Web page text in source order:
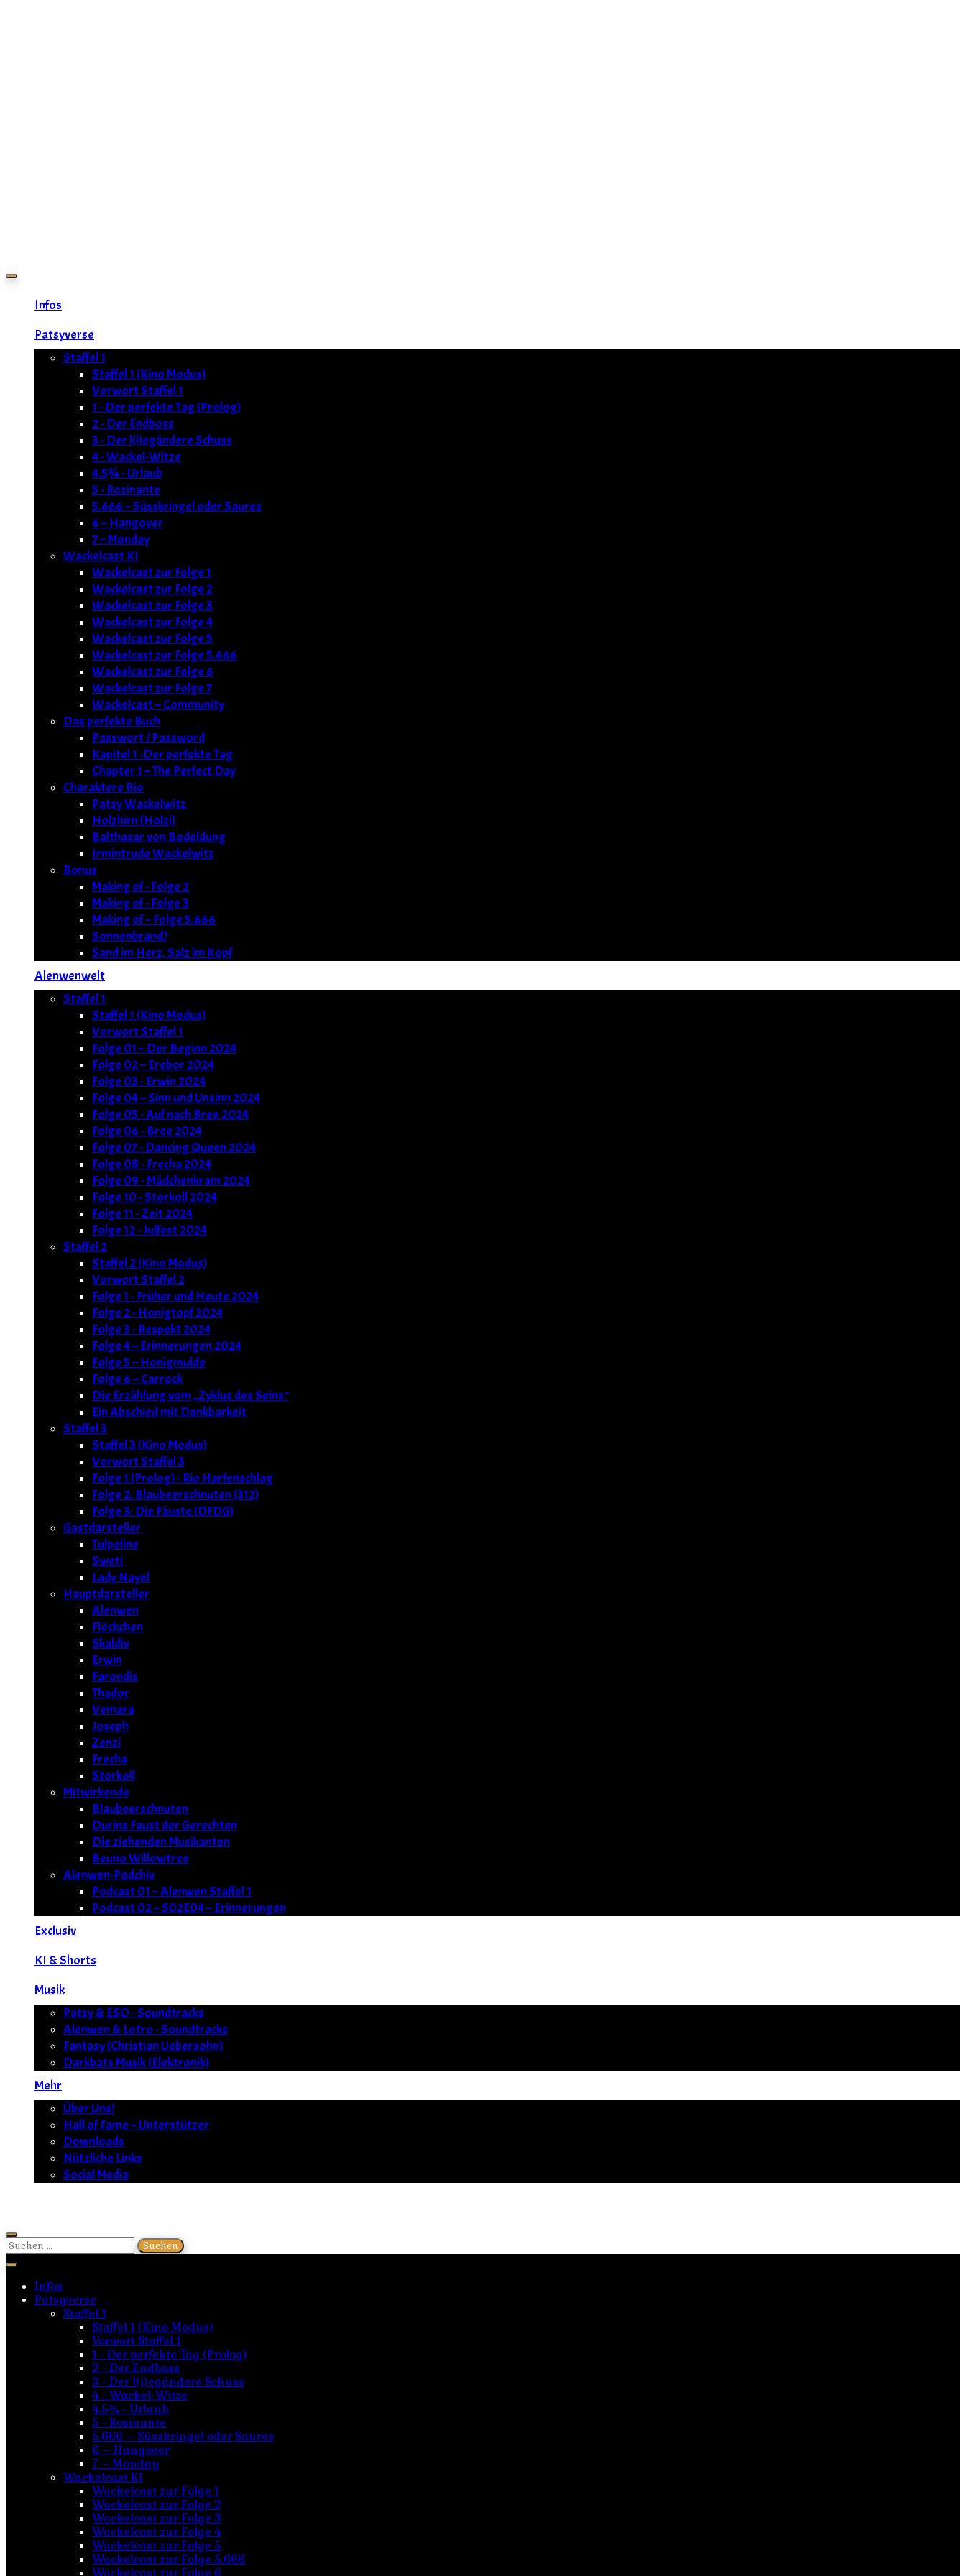
Infos
Patsyverse
Staffel 1
Staffel 1 (Kino Modus)
Vorwort Staffel 1
1 - Der perfekte Tag (Prolog)
2 - Der Endboss
3 - Der l(i)egändere Schuss
4 - Wackel-Witze
4.5¾ - Urlaub
5 - Rosinante
5.666 – Süsskringel oder Saures
6 – Hangover
7 – Monday
Wackelcast KI
Wackelcast zur Folge 1
Wackelcast zur Folge 2
Wackelcast zur Folge 3
Wackelcast zur Folge 4
Wackelcast zur Folge 5
Wackelcast zur Folge 5.666
Wackelcast zur Folge 6
Wackelcast zur Folge 7
Wackelcast – Community
Das perfekte Buch
Passwort / Password
Kapitel 1 -Der perfekte Tag
Chapter 1 – The Perfect Day
Charaktere Bio
Patsy Wackelwitz
Holzhirn (Holzi)
Balthasar von Bodeldung
Irmintrude Wackelwitz
Bonus
Making of - Folge 2
Making of - Folge 3
Making of – Folge 5.666
Sonnenbrand?
Sand im Herz, Salz im Kopf
Alenwenwelt
Staffel 1
Staffel 1 (Kino Modus)
Vorwort Staffel 1
Folge 01 – Der Beginn 2024
Folge 02 – Erebor 2024
Folge 03 - Erwin 2024
Folge 04 – Sinn und Unsinn 2024
Folge 05 - Auf nach Bree 2024
Folge 06 - Bree 2024
Folge 07 - Dancing Queen 2024
Folge 08 - Frecha 2024
Folge 09 - Mädchenkram 2024
Folge 10 - Storkoll 2024
Folge 11 - Zeit 2024
Folge 12 - Julfest 2024
Staffel 2
Staffel 2 (Kino Modus)
Vorwort Staffel 2
Folge 1 - Früher und Heute 2024
Folge 2 - Honigtopf 2024
Folge 3 - Respekt 2024
Folge 4 – Erinnerungen 2024
Folge 5 – Honigmulde
Folge 6 – Carrock
Die Erzählung vom „Zyklus des Seins“
Ein Abschied mit Dankbarkeit
Staffel 3
Staffel 3 (Kino Modus)
Vorwort Staffel 3
Folge 1 (Prolog) - Rio Harfenschlag
Folge 2: Blaubeerschnuten (312)
Folge 3: Die Fäuste (DFDG)
Gastdarsteller
Tulpeline
Sweti
Lady Nayel
Hauptdarsteller
Alenwen
Flöckchen
Skaldiv
Erwin
Farondis
Thador
Vemara
Joseph
Zenzi
Frecha
Storkoll
Mitwirkende
Blaubeerschnuten
Durins Faust der Gerechten
Die ziehenden Musikanten
Beuno Willowtree
Alenwen-Podchiv
Podcast 01 – Alenwen Staffel 1
Podcast 02 – S02E04 – Erinnerungen
Exclusiv
KI & Shorts
Musik
Patsy & ESO - Soundtracks
Alenwen & Lotro - Soundtracks
Fantasy (Christian Uebersohn)
Darkbats Musik (Elektronik)
Mehr
Über Uns!
Hall of Fame – Unterstützer
Downloads
Nützliche Links
Social Media
Suchen
nach:
Infos
Patsyverse
Staffel 1
Staffel 1 (Kino Modus)
Vorwort Staffel 1
1 - Der perfekte Tag (Prolog)
2 - Der Endboss
3 - Der l(i)egändere Schuss
4 - Wackel-Witze
4.5¾ - Urlaub
5 - Rosinante
5.666 – Süsskringel oder Saures
6 – Hangover
7 – Monday
Wackelcast KI
Wackelcast zur Folge 1
Wackelcast zur Folge 2
Wackelcast zur Folge 3
Wackelcast zur Folge 4
Wackelcast zur Folge 5
Wackelcast zur Folge 5.666
Wackelcast zur Folge 6